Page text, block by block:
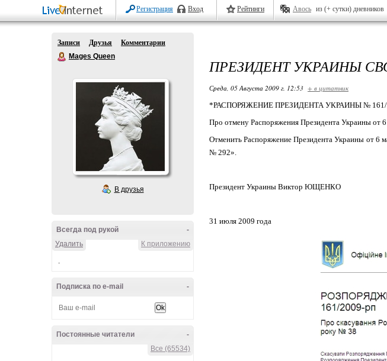
Регистрация Вход Рейтинги Авось из (+ сутки) дневников
Записи Друзья
Комментарии
Mages Queen
В друзья
-
Всегда под рукой
К приложению
Удалить
.
-
Подписка по e-mail
-
Постоянные читатели
Все (65534)
ПРЕЗИДЕНТ УКРАИНЫ
Среда, 05 Августа 2009 г. 12:53 + в цитатник
*РАСПОРЯЖЕНИЕ ПРЕЗИДЕНТА УКРАИНЫ № 161/
Про отмену Распоряжения Президента Украины от
Отменить Распоряжение Президента Украины от 6
№ 292».
Президент Украины Виктор ЮЩЕНКО
31 июля 2009 года